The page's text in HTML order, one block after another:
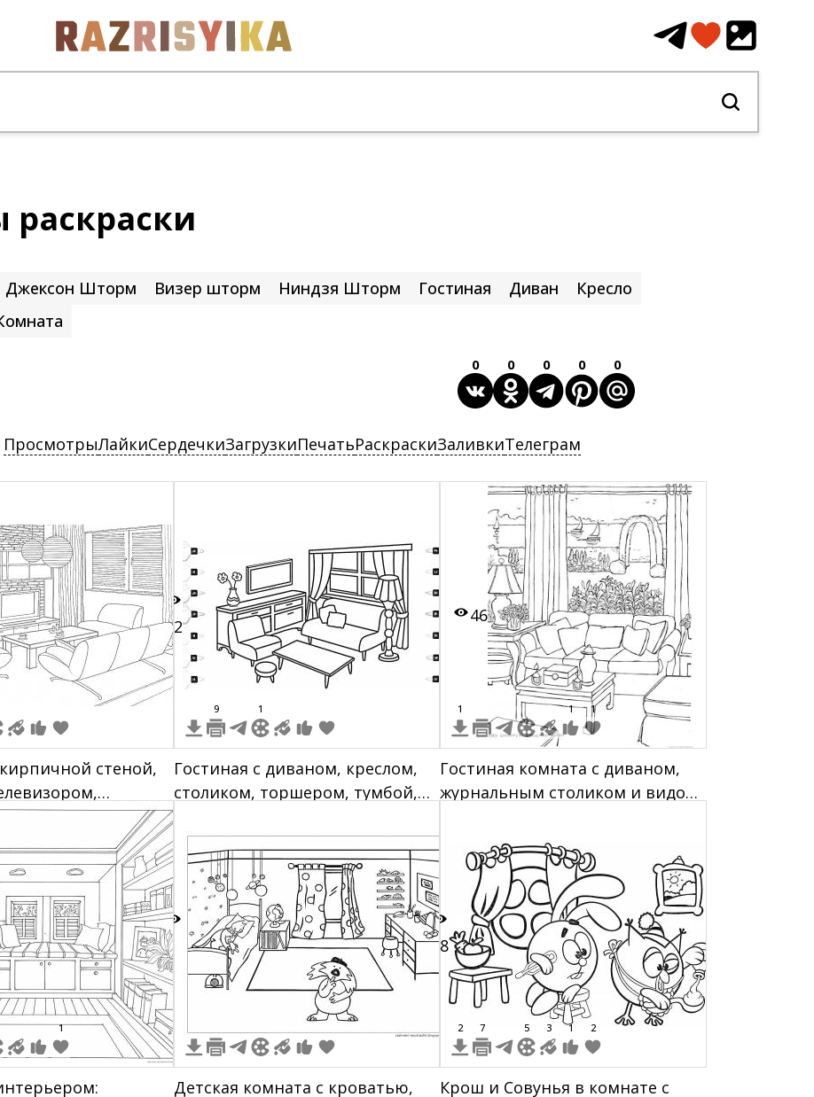
Джексон Шторм Визер шторм Ниндзя Шторм Гостиная Диван
Кресло
0 0 0 0 0
ПросмотрыЛайкиСердечкиЗагрузкиПечатьРаскраскиЗаливкиТелеграм
стеной,
столиком,
диваном
22
9 1
Гостиная с диваном, креслом,
столиком, торшером, тумбой,
46
1 1 1
Гостиная комната с диваном,
журнальным столиком и видом
1
2
Детская комната с кроватью,
18
2 7 5 3 1 2
Крош и Совунья в комнате с